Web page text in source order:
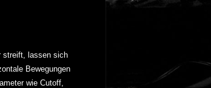
streift, lassen sich
Bewegungen
wie Cutoff,